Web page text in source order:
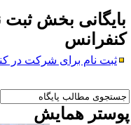
بخش ثبت
ثبت نام برای شرکت در
همایش